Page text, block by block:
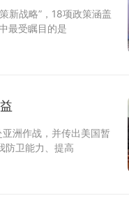
新战略”，18项政策涵盖
最受瞩目的是
洲作战，并传出美国暂
防卫能力、提高